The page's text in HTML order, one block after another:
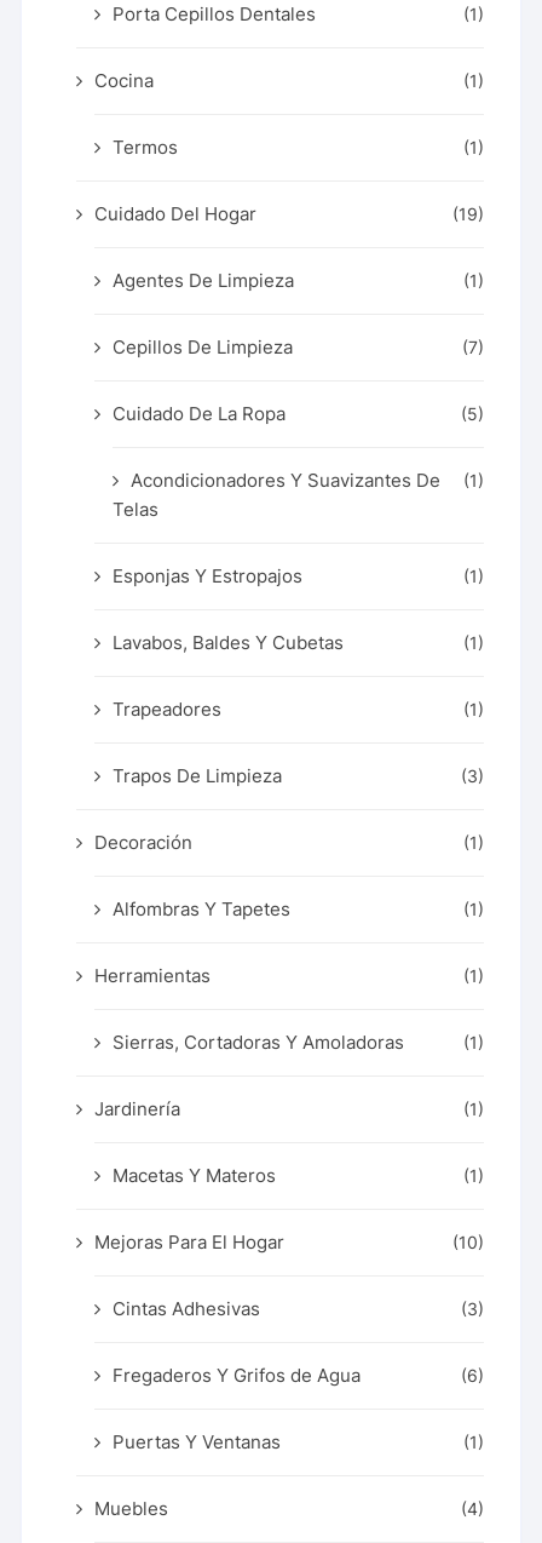
Porta Cepillos Dentales (1)
Cocina (1)
Termos (1)
Cuidado Del Hogar (19)
Agentes De Limpieza (1)
Cepillos De Limpieza (7)
Cuidado De La Ropa (5)
Acondicionadores Y Suavizantes De
Telas
(1)
Esponjas Y Estropajos (1)
Lavabos, Baldes Y Cubetas (1)
Trapeadores (1)
Trapos De Limpieza (3)
Decoración (1)
Alfombras Y Tapetes (1)
Herramientas (1)
Sierras, Cortadoras Y Amoladoras (1)
Jardinería (1)
Macetas Y Materos (1)
Mejoras Para El Hogar (10)
Cintas Adhesivas (3)
Fregaderos Y Grifos de Agua (6)
Puertas Y Ventanas (1)
Muebles (4)